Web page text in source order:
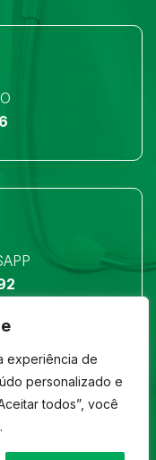
experiência de
personalizado e
todos”, você